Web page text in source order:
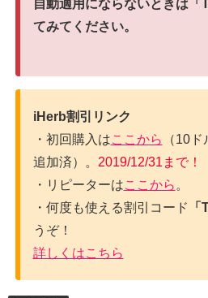
自動適用にならないときは「
てみてください。
iHerb割引リンク
・初回購入はここから （10
追加済）。 2019/12/31まで！
・リピーターはここから 。
・何度も使える割引コード
うぞ！
詳しくはこちら